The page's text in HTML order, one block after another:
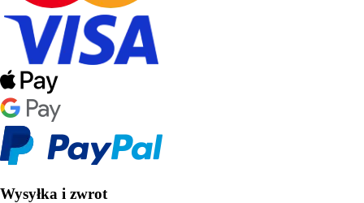
Wysyłka i zwrot